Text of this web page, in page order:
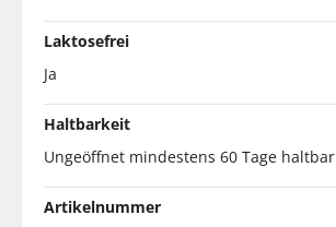
Laktosefrei
Ja
Haltbarkeit
Ungeöffnet mindestens 60 Tage haltbar
Artikelnummer